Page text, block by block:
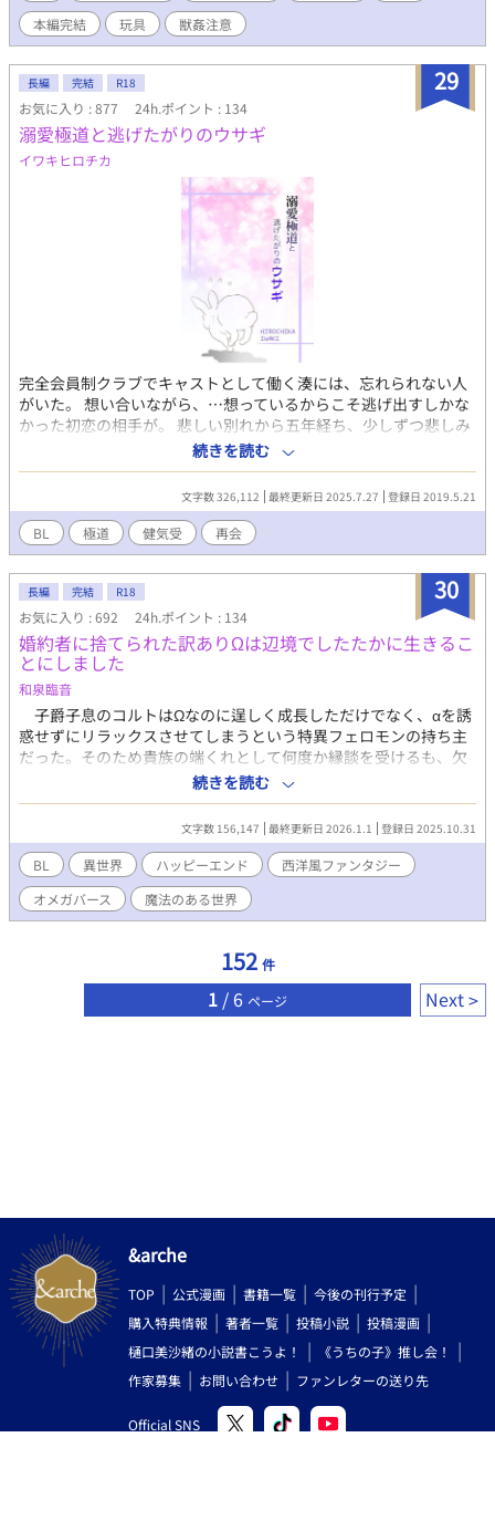
本編完結
玩具 獣姦注意
29
長編 完結 R18
お気に入り : 877 24h.ポイント : 134
溺愛極道と逃げたがりのウサギ
イワキヒロチカ
完全会員制クラブでキャストとして働く湊には、忘れられない人
がいた。 想い合いながら、…想っているからこそ逃げ出すしかな
かった初恋の相手が。 悲しい別れから五年経ち、少しずつ悲しみ
も癒えてきていたある日、オーナーが客人としてクラブに連れて
きた男はまさかの初恋の相手、松平竜次郎その人で……。 ※本編
完結済。アフター＆サイドストーリー更新中。 二人のその後の話
は【極道とウサギの甘いその後+ナンバリング】、サイドストーリ
ー的なものは【タイトル（メインになるキャラ）】で表記してい
ます。
続きを読む
文字数 326,112 最終更新日 2025.7.27 登録日 2019.5.21
BL 極道 健気受 再会
30
長編 完結 R18
お気に入り : 692 24h.ポイント : 134
婚約者に捨てられた訳ありΩは辺境でしたたかに生きるこ
とにしました
和泉臨音
子爵子息のコルトはΩなのに逞しく成長しただけでなく、αを誘
惑せずにリラックスさせてしまうという特異フェロモンの持ち主
だった。そのため貴族の端くれとして何度か縁談を受けるも、欠
陥Ωとしてことごとく破談となる。そんなコルトを見初めたのは
幼い侯爵令息ファリシアンだった。 しかしファリシアンも成長
するとあっさりコルトと婚約を解消し「新しい嫁ぎ先を決めてお
いたよ」と笑顔で言う始末。次の嫁ぎ先と言われたランドリア辺
境伯家では門前払いを受け、ついにコルトの堪忍袋の緒が切れ
た。 「こうなったら好きに生きてやる！」 決意を新たに辺境で
の生活を開始したコルトの前に現れたのはファリシアンに似た少
年だった。彼は自分が呪いで幼くなったランドリア辺境伯本人だ
子を産める者しか魔力が使えない世界で、出来損ないのΩが南の
英雄と呼ばれる呪われたαを助けて恋をする話。 ※ 本編完結済。
不定期で番外編を更新します。
続きを読む
文字数 156,147 最終更新日 2026.1.1 登録日 2025.10.31
BL 異世界 ハッピーエンド
西洋風ファンタジー
オメガバース
魔法のある世界
152 件
1 / 6 ページ Next
&arche
TOP 公式漫画 書籍一覧
今後の刊行予定
購入特典情報
著者一覧 投稿小説
投稿漫画
樋口美沙緒の小説書こうよ！
《うちの子》推し会！
作家募集
お問い合わせ ファンレターの送り先
Official SNS